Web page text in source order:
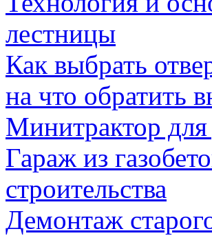
лестницы
Как выбрать
на что обратить
Минитрактор
Гараж из
строительства
Демонтаж